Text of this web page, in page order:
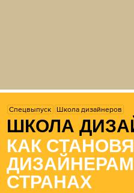
Спецвыпуск Школа дизайнеров
ШКОЛА
КАК
СТРАНАХ